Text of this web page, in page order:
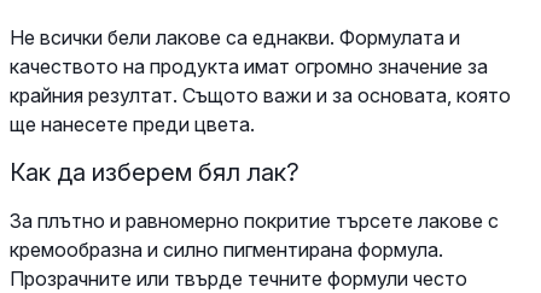
Не всички бели лакове са еднакви. Формулата и
качеството на продукта имат огромно значение за
крайния резултат. Същото важи и за основата, която
ще нанесете преди цвета.
Как да изберем бял лак?
За плътно и равномерно покритие търсете лакове с
кремообразна и силно пигментирана формула.
Прозрачните или твърде течните формули често